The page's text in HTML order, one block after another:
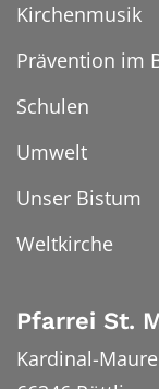
Kirchenmusik
Prävention im
Schulen
Umwelt
Unser Bistum
Weltkirche
Pfarrei St.
Kardinal-